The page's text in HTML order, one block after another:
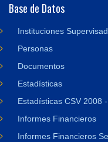
Base de Datos
Instituciones
Personas
Documentos
Estadísticas
Estadísticas CSV 2008
Informes Financieros
Informes Financieros